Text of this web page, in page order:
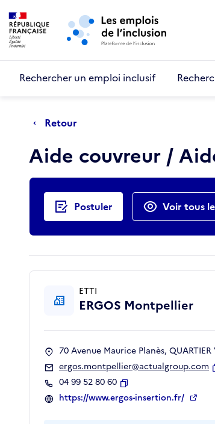
Aller au menu principal
Rechercher un emploi inclusif
Retour
Aide couvreur /
Actions rapides
Postuler Voir tous
ETTI
ERGOS Montpellier
70 Avenue Maurice Planès,
ergos.montpellier@actualgroup.com
04 99 52 80 60
Copier
https://www.ergos-insertion.fr/